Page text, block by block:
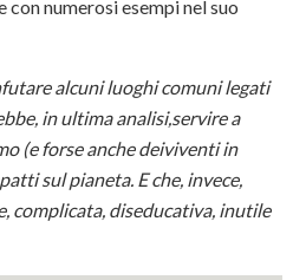
con numerosi esempi nel suo
alcuni luoghi comuni legati
in ultima analisi,servire a
(e forse anche deiviventi in
sul pianeta. E che, invece,
complicata, diseducativa, inutile